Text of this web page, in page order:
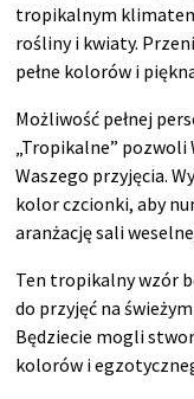
tropikalnym
rośliny i kwiaty.
pełne kolorów i
Możliwość pełnej
„Tropikalne” pozwoli
Waszego przyjęcia.
kolor czcionki, aby
aranżację sali
Ten tropikalny wzór
do przyjęć na
Będziecie mogli
kolorów i